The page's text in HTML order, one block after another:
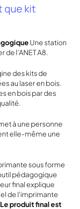
que kit
Une station
de l'ANET A8.
des kits de
au laser en bois.
en bois par des
à une personne
elle-même une
sous forme
pédagogique
final explique
de l'imprimante
Le produit final est